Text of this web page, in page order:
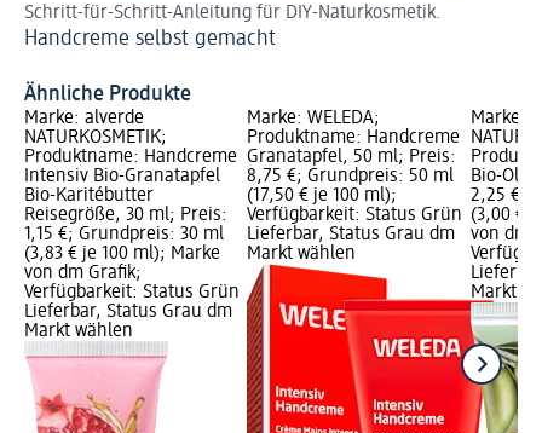
Schritt-für-Schritt-Anleitung für DIY-Naturkosmetik.
Handcreme selbst gemacht
Ähnliche Produkte
Marke: alverde
NATURKOSMETIK;
Produktname: Handcreme
Intensiv Bio-Granatapfel
Bio-Karitébutter
Reisegröße, 30 ml; Preis:
1,15 €; Grundpreis: 30 ml
(3,83 € je 100 ml); Marke
von dm Grafik;
Verfügbarkeit: Status Grün
Lieferbar, Status Grau dm
Markt wählen
Marke: WELEDA;
Produktname: Handcreme
Granatapfel, 50 ml; Preis:
8,75 €; Grundpreis: 50 ml
(17,50 € je 100 ml);
Verfügbarkeit: Status Grün
Lieferbar, Status Grau dm
Markt wählen
Marke:
Bio-
2,25 €;
(3,00 €
von dm
Markt